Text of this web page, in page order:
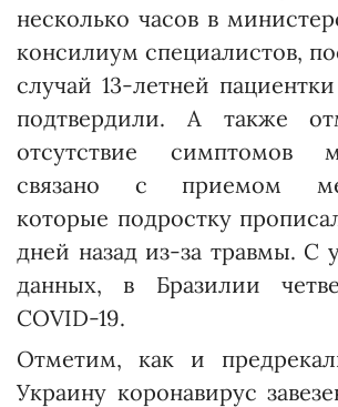
несколько часов в
консилиум специалистов,
случай 13-летней
подтвердили. А также
отсутствие симптомов
связано с приемом
которые подростку
дней назад из-за травмы. С
данных, в Бразилии
COVID-19.
Отметим, как и
Украину коронавирус